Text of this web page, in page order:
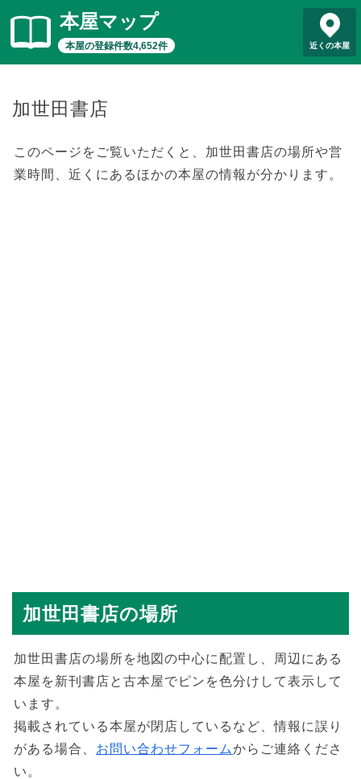
本屋マップ
本屋の登録件数4,652件 近くの本屋
加世田書店
このページをご覧いただくと、加世田書店の場所や営
業時間、近くにあるほかの本屋の情報が分かります。
加世田書店の場所
加世田書店の場所を地図の中心に配置し、周辺にある
本屋を新刊書店と古本屋でピンを色分けして表示して
います。
掲載されている本屋が閉店しているなど、情報に誤り
がある場合、 お問い合わせフォームからご連絡くださ
い。